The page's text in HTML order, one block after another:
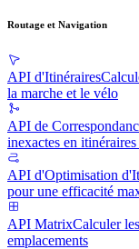
Routage et Navigation
API d'Itinéraires
la marche et le vélo
API de
inexactes en
API d'Optimisation
pour une efficacité
API MatrixCalculer
emplacements